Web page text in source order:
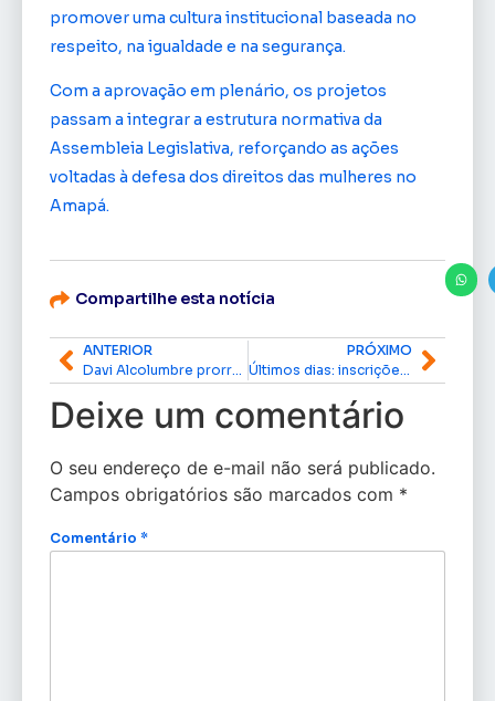
promover uma cultura institucional baseada no
respeito, na igualdade e na segurança.
Com a aprovação em plenário, os projetos
passam a integrar a estrutura normativa da
Assembleia Legislativa, reforçando as ações
voltadas à defesa dos direitos das mulheres no
Amapá.
Compartilhe esta notícia
ANTERIOR
Davi Alcolumbre prorroga validade do Novo Desenrola Brasil e de outras cinco medidas provisórias
PRÓXIMO
Últimos dias: inscrições para avaliadores do Carnaval Amapaense 2027 encerram em 30 de junho
Deixe um comentário
O seu endereço de e-mail não será publicado.
Campos obrigatórios são marcados com *
Comentário *